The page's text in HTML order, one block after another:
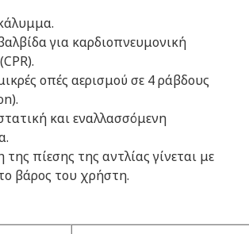
για καρδιοπνευμονική
οπές αερισμού σε 4 ράβδους
και εναλλασσόμενη
πίεσης της αντλίας γίνεται με
βάρος του χρήστη.